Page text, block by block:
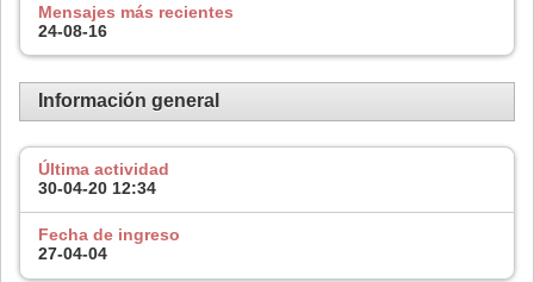
Mensajes más recientes
24-08-16
Información general
Última actividad
30-04-20 12:34
Fecha de ingreso
27-04-04